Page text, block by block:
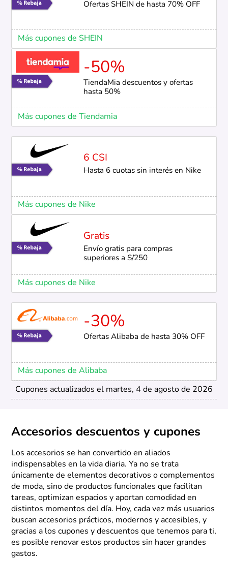
Ofertas SHEIN de hasta 70% OFF
Más cupones de SHEIN
-50%
TiendaMia descuentos y ofertas
hasta 50%
Más cupones de Tiendamia
6 CSI
Hasta 6 cuotas sin interés en Nike
Más cupones de Nike
Gratis
Envío gratis para compras
superiores a S/250
Más cupones de Nike
-30%
Ofertas Alibaba de hasta 30% OFF
Más cupones de Alibaba
Cupones actualizados el martes, 4 de agosto de 2026
Accesorios descuentos y cupones
Los accesorios se han convertido en aliados
indispensables en la vida diaria. Ya no se trata
únicamente de elementos decorativos o complementos
de moda, sino de productos funcionales que facilitan
tareas, optimizan espacios y aportan comodidad en
distintos momentos del día. Hoy, cada vez más usuarios
buscan accesorios prácticos, modernos y accesibles, y
gracias a los cupones y descuentos que tenemos para ti,
es posible renovar estos productos sin hacer grandes
gastos.